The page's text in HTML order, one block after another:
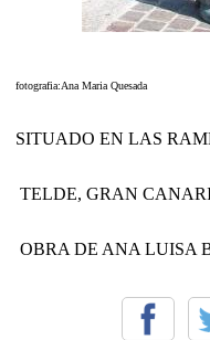
fotografia:Ana Maria Quesada
SITUADO EN LAS
TELDE, GRAN
OBRA DE ANA LUISA